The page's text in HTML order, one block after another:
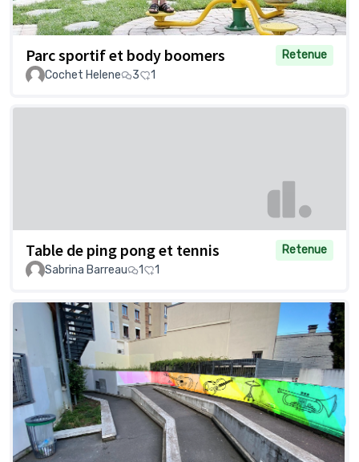
Parc sportif et body boomers
Retenue
Cochet Helene
3 1
Table de ping pong et tennis
Retenue
Sabrina Barreau
1 1